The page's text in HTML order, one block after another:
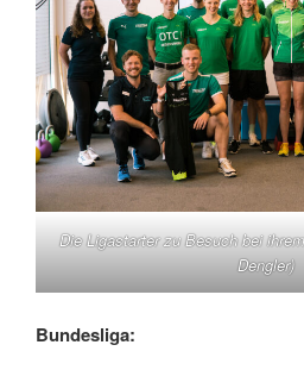
Die Ligastarter zu Besuch bei
Dengler)
Bundesliga: